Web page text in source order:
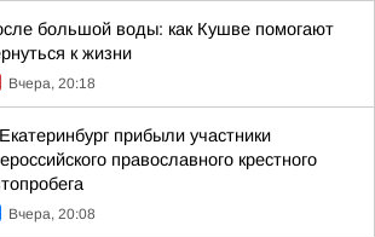
большой воды: как Кушве помогают
к жизни
Вчера, 20:18
прибыли участники
православного крестного
Вчера, 20:08